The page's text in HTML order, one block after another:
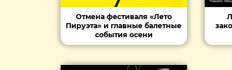
Отмена фестиваля «Лето
Пируэта» и главные балетные
события осени